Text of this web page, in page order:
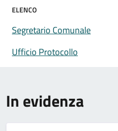
ELENCO
Segretario Comunale
Ufficio Protocollo
In evidenza